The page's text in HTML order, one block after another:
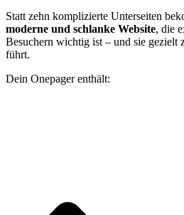
Statt zehn komplizierte Unterseiten
moderne und schlanke Website, die
Besuchern wichtig ist – und sie gezielt
führt.
Dein Onepager enthält: